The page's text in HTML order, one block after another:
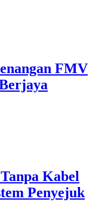
FMV
Kabel
Penyejuk